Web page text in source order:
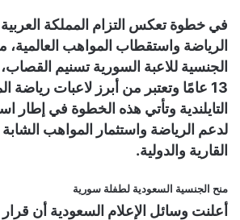
في خطوة تعكس التزام المملكة العربية
الرياضة واستقطاب المواهب
الجنسية للاعبة السورية تسنيم القصاب،
13 عامًا وتعتبر من أبرز لاعبات رياضة
التايلندية وتأتي هذه الخطوة في إطار
لدعم الرياضة واستثمار المواهب
القارية والدولية.
منح الجنسية السعودية لطفلة سورية
أعلنت وسائل الإعلام السعودية أن